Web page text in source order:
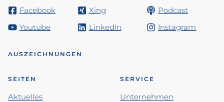
Facebook Xing
Podcast
Youtube
LinkedIn Instagram
AUSZEICHNUNGEN
SEITEN
Aktuelles
SERVICE
Unternehmen